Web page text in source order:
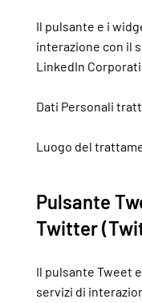
Il pulsante e i
interazione con il
LinkedIn
Dati Personali
Luogo del
Pulsante
Twitter
Il pulsante Tweet
servizi di